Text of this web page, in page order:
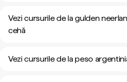
Vezi cursurile de la gulden
cehă
Vezi cursurile de la peso